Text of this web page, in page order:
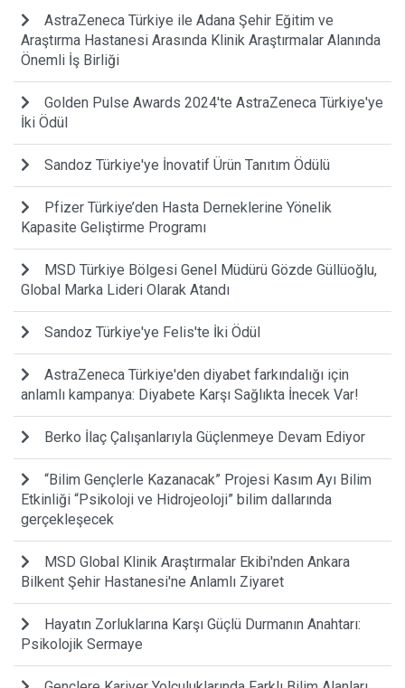
AstraZeneca Türkiye ile Adana Şehir Eğitim ve
Araştırma Hastanesi Arasında Klinik Araştırmalar Alanında
Önemli İş Birliği
Golden Pulse Awards 2024'te AstraZeneca Türkiye'ye
İki Ödül
Sandoz Türkiye'ye İnovatif Ürün Tanıtım Ödülü
Pfizer Türkiye’den Hasta Derneklerine Yönelik
Kapasite Geliştirme Programı
MSD Türkiye Bölgesi Genel Müdürü Gözde Güllüoğlu,
Global Marka Lideri Olarak Atandı
Sandoz Türkiye'ye Felis'te İki Ödül
AstraZeneca Türkiye'den diyabet farkındalığı için
anlamlı kampanya: Diyabete Karşı Sağlıkta İnecek Var!
Berko İlaç Çalışanlarıyla Güçlenmeye Devam Ediyor
“Bilim Gençlerle Kazanacak” Projesi Kasım Ayı Bilim
Etkinliği “Psikoloji ve Hidrojeoloji” bilim dallarında
gerçekleşecek
MSD Global Klinik Araştırmalar Ekibi'nden Ankara
Bilkent Şehir Hastanesi'ne Anlamlı Ziyaret
Hayatın Zorluklarına Karşı Güçlü Durmanın Anahtarı:
Psikolojik Sermaye